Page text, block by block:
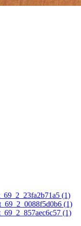
(1)
(1)
(1)